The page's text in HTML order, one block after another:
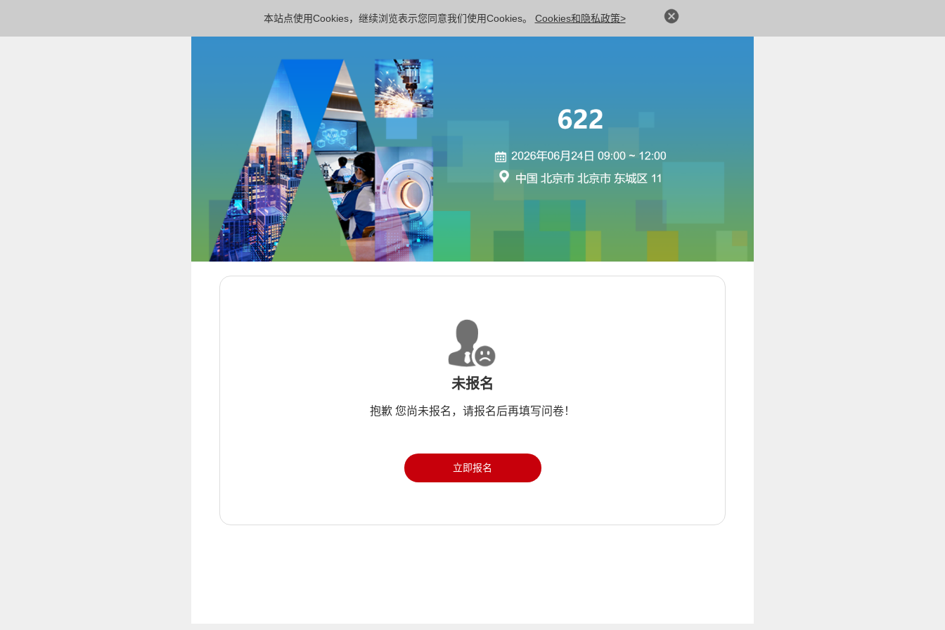
本站点使用Cookies，继续浏览表示您同意我们使用Cookies。 Cookies和隐私政策>
未报名
抱歉 您尚未报名，请报名后再填写问卷！
立即报名